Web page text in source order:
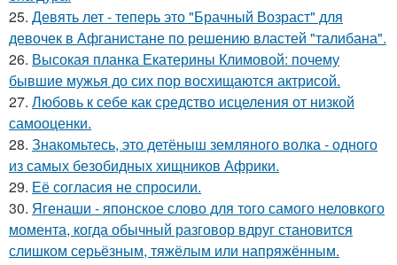
25. Девять лет - теперь это "Брачный Возраст" для
девочек в Афганистане по решению властей "талибана".
26. Высокая планка Екатерины Климовой: почему
бывшие мужья до сих пор восхищаются актрисой.
27. Любовь к себе как средство исцеления от низкой
самооценки.
28. Знакомьтесь, это детёныш земляного волка - одного
из самых безобидных хищников Африки.
29. Её согласия не спросили.
30. Ягенаши - японское слово для того самого неловкого
момента, когда обычный разговор вдруг становится
слишком серьёзным, тяжёлым или напряжённым.